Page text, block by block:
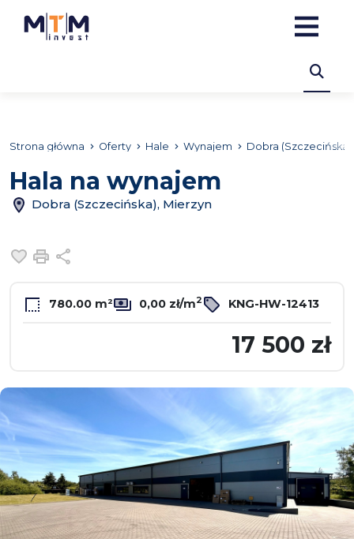
Strona główna Oferty Hale Wynajem Dobra (Szczecińska)
Hala na wynajem
Dobra (Szczecińska), Mierzyn
Dodaj do ulubionych
Drukuj
780.00 m² 0,00 zł/m2 KNG-HW-12413
17 500 zł